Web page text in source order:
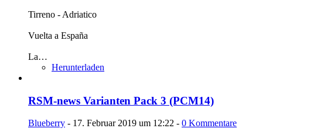
Tirreno - Adriatico
Vuelta a España
La…
Herunterladen
RSM-news Varianten Pack 3 (PCM14)
Blueberry - 17. Februar 2019 um 12:22 - 0 Kommentare